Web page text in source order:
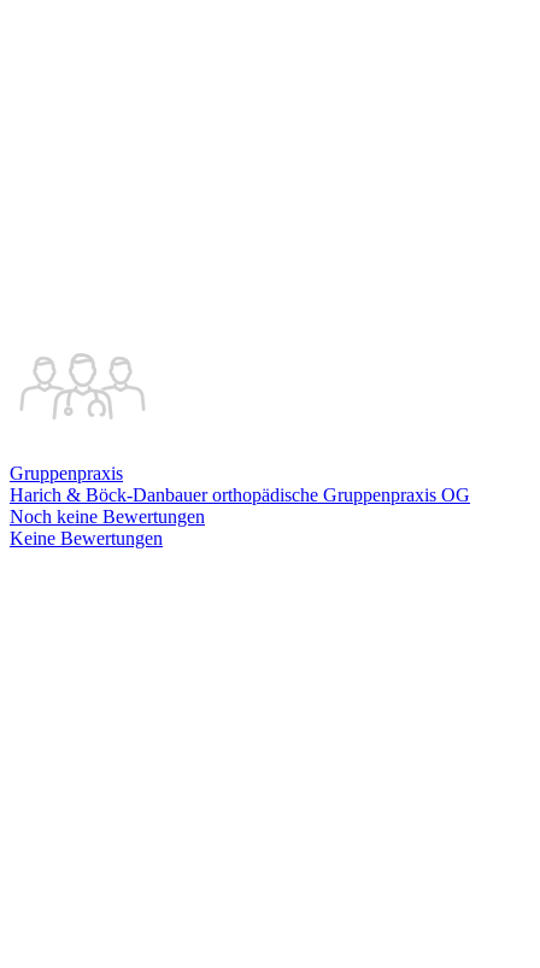
Gruppenpraxis
Harich & Böck-Danbauer orthopädische Gruppenpraxis OG
Noch keine Bewertungen
Keine Bewertungen